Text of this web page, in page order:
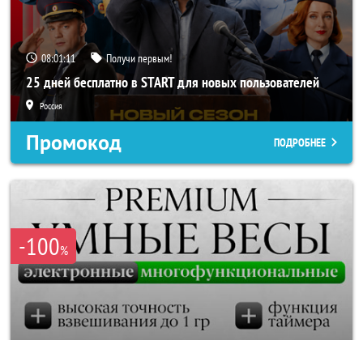
08:01:08 Получи первым!
25 дней бесплатно в START для новых пользователей
Россия
Промокод ПОДРОБНЕЕ
-100%